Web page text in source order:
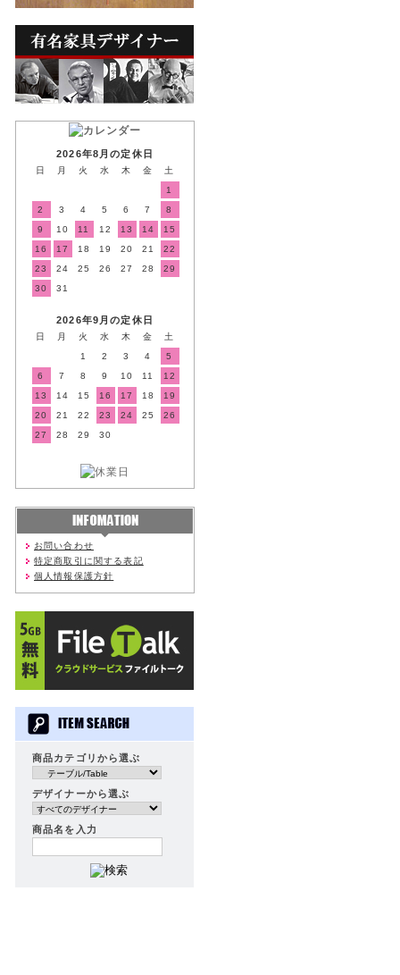
2026年8月の定休日
日 月 火 水 木 金
土
1
2
3 4 5 6 7
8
9
10 11 12 13 14
15
16
17 18 19 20 21
22
23
24 25 26 27 28
29
30
31
2026年9月の定休日
日 月 火 水 木 金
土
1
2 3 4
5
6
7 8 9 10 11
12
13
14 15 16 17 18
19
20
21 22 23 24 25
26
27
28 29 30
お問い合わせ
特定商取引に関する表記
個人情報保護方針
商品カテゴリから選ぶ
デザイナーから選ぶ
商品名を入力